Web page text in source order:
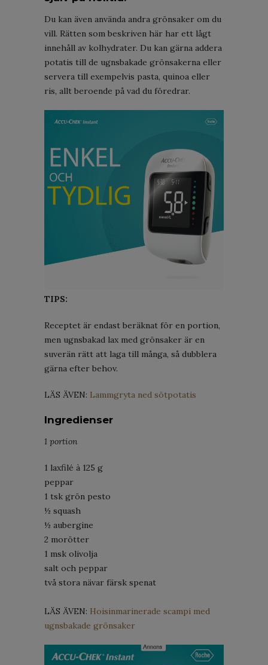
Du kan även använda andra grönsaker om du
vill. Rätten som beskriven här har ett lågt
innehåll av kolhydrater. Du kan gärna addera
potatis till de ugnsbakade grönsakerna eller
servera till exempelvis pasta, quinoa eller
ris, allt beroende på vad du föredrar.
TIPS:
Receptet är endast beräknat för en portion,
men ugnsbakad lax med grönsaker är en
suverän rätt att laga till många, så dubblera
gärna efter behov.
LÄS ÄVEN: Lammgryta ned sötpotatis
Ingredienser
1 portion
1 laxfilé à 125 g
peppar
1 tsk grön pesto
½ squash
½ aubergine
2 morötter
1 msk olivolja
salt och peppar
två stora nävar färsk spenat
LÄS ÄVEN: Hoisinmarinerade scampi med
ugnsbakade grönsaker